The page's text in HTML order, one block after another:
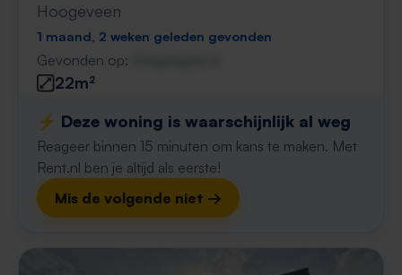
Hoogeveen
1 maand, 2 weken geleden gevonden
Gevonden op:
22m²
⚡️ Deze woning is waarschijnlijk al weg
Reageer binnen 15 minuten om kans te maken. Met
Rent.nl ben je altijd als eerste!
Mis de volgende niet →